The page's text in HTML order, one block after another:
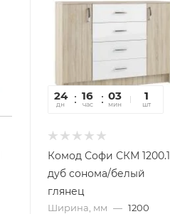
24
дн
16
час
03
мин
29
сек
1
шт
Комод Софи СКМ 1200.1
дуб сонома/белый
глянец
Ширина, мм — 1200